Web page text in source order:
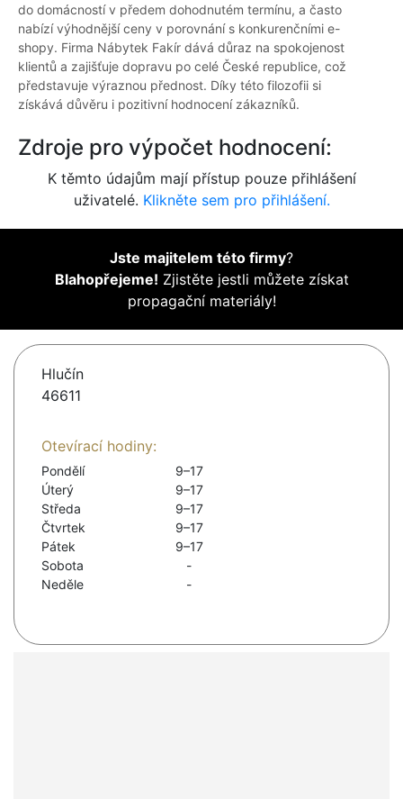
do domácností v předem dohodnutém termínu, a často
nabízí výhodnější ceny v porovnání s konkurenčními e-
shopy. Firma Nábytek Fakír dává důraz na spokojenost
klientů a zajišťuje dopravu po celé České republice, což
představuje výraznou přednost. Díky této filozofii si
získává důvěru i pozitivní hodnocení zákazníků.
Zdroje pro výpočet hodnocení:
K těmto údajům mají přístup pouze přihlášení
uživatelé. Klikněte sem pro přihlášení.
Jste majitelem této firmy?
Blahopřejeme! Zjistěte jestli můžete získat
propagační materiály!
Hlučín
46611
Otevírací hodiny:
Pondělí
9–17
Úterý
9–17
Středa
9–17
Čtvrtek
9–17
Pátek
9–17
Sobota
-
Neděle
-